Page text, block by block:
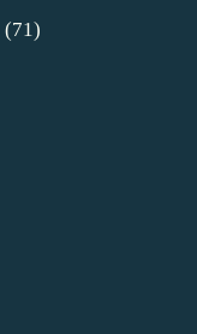
(71)